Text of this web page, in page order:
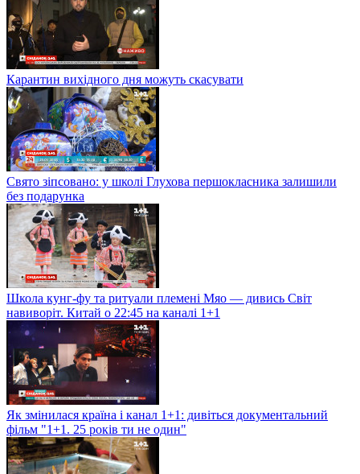
Карантин вихідного дня можуть скасувати
Свято зіпсовано: у школі Глухова першокласника залишили
без подарунка
Школа кунг-фу та ритуали племені Мяо — дивись Світ
навиворіт. Китай о 22:45 на каналі 1+1
Як змінилася країна і канал 1+1: дивіться документальний
фільм "1+1. 25 років ти не один"